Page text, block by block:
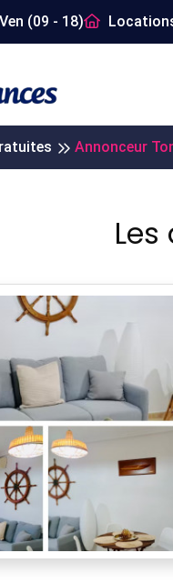
(09 - 18)
Annonceur